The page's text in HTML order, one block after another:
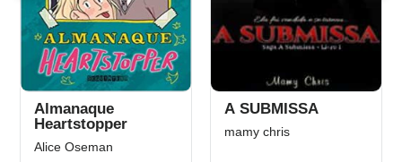
Almanaque
Heartstopper
Alice Oseman
A SUBMISSA
mamy chris